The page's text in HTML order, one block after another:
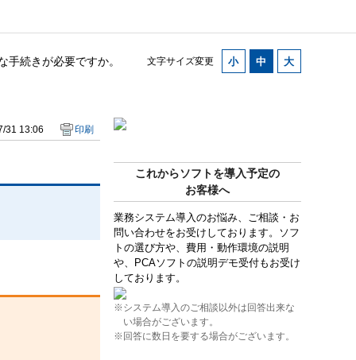
文字サイズ変更
続きが必要ですか。
これからソフトを導入予定の
お客様へ
業務システム導入のお悩み、ご相談・お
問い合わせをお受けしております。ソフ
トの選び方や、費用・動作環境の説明
や、PCAソフトの説明デモ受付もお受け
しております。
※システム導入のご相談以外は回答出来な
い場合がございます。
※回答に数日を要する場合がございます。
31 13:06 印刷